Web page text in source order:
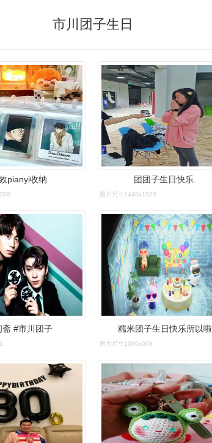
市川团子生日
pianyi收纳 团团子生日快乐.
图片尺寸1440x1920
斋 #市川团子 糯米团子生日快乐所以啦
图片尺寸1080x608